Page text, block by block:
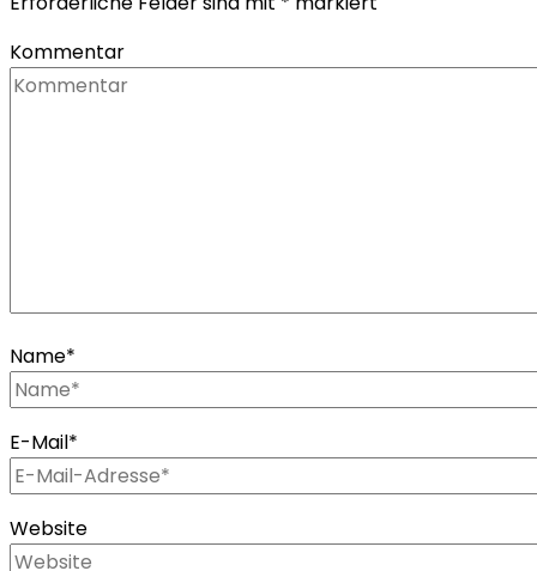
Kommentar
Name*
E-Mail*
Website